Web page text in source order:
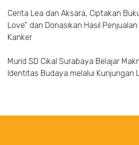
Cerita Lea dan Aksara, Ciptakan
Love” dan Donasikan Hasil
Kanker
Murid SD Cikal Surabaya Belajar
Identitas Budaya melalui Kunjungan